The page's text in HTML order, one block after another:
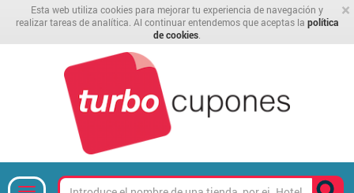
×
Esta web utiliza cookies para mejorar tu experiencia de navegación y
realizar tareas de analítica. Al continuar entendemos que aceptas la política
de cookies